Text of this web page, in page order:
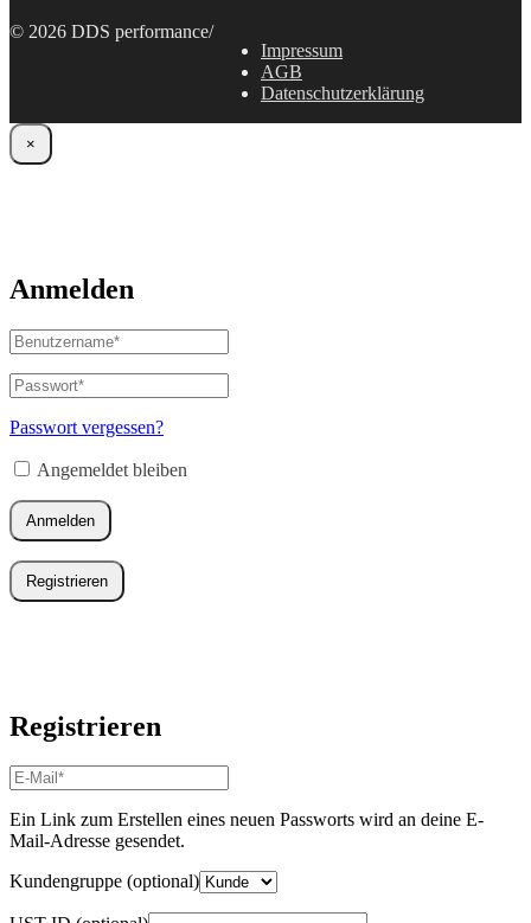
© 2026 DDS performance/
Impressum
AGB
Datenschutzerklärung
×
Anmelden
Benutzername
oder
E-
Mail-
Adresse*
Passwort*
Erforderlich
Passwort vergessen?
Angemeldet bleiben
Anmelden
Registrieren
Registrieren
E-
Mail-
Adresse*
Erforderlich
Ein Link zum Erstellen eines neuen Passworts wird an deine E-
Mail-Adresse gesendet.
Kundengruppe (optional)